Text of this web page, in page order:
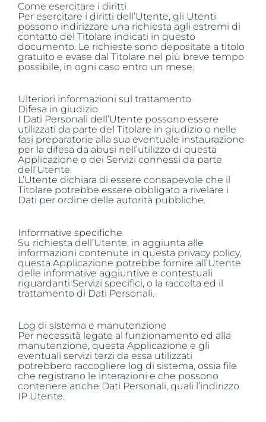
Come esercitare i diritti
Per esercitare i diritti dell’Utente, gli Utenti
possono indirizzare una richiesta agli estremi di
contatto del Titolare indicati in questo
documento. Le richieste sono depositate a titolo
gratuito e evase dal Titolare nel più breve tempo
possibile, in ogni caso entro un mese.
Ulteriori informazioni sul trattamento
Difesa in giudizio
I Dati Personali dell’Utente possono essere
utilizzati da parte del Titolare in giudizio o nelle
fasi preparatorie alla sua eventuale instaurazione
per la difesa da abusi nell’utilizzo di questa
Applicazione o dei Servizi connessi da parte
dell’Utente.
L’Utente dichiara di essere consapevole che il
Titolare potrebbe essere obbligato a rivelare i
Dati per ordine delle autorità pubbliche.
Informative specifiche
Su richiesta dell’Utente, in aggiunta alle
informazioni contenute in questa privacy policy,
questa Applicazione potrebbe fornire all’Utente
delle informative aggiuntive e contestuali
riguardanti Servizi specifici, o la raccolta ed il
trattamento di Dati Personali.
Log di sistema e manutenzione
Per necessità legate al funzionamento ed alla
manutenzione, questa Applicazione e gli
eventuali servizi terzi da essa utilizzati
potrebbero raccogliere log di sistema, ossia file
che registrano le interazioni e che possono
contenere anche Dati Personali, quali l’indirizzo
IP Utente.